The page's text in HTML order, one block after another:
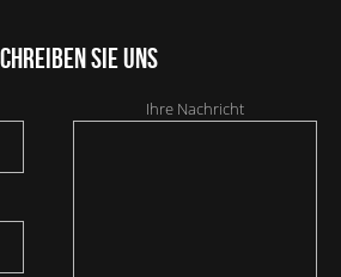
Sie uns
Ihre Nachricht